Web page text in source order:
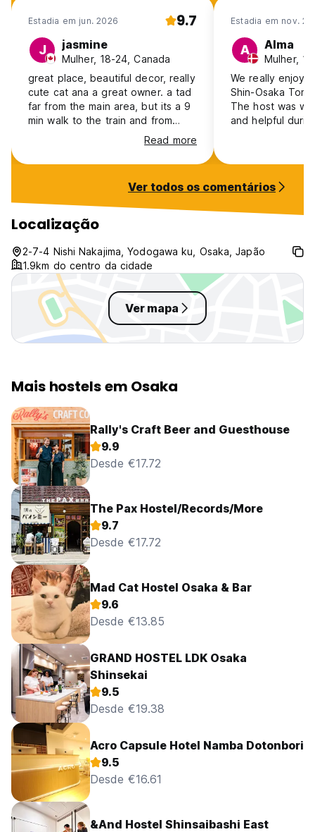
Estadia em jun. 2026 9.7
J jasmine
Mulher, 18-24, Canada
great place, beautiful decor, really
cute cat ana a great owner. a tad
far from the main area, but its a 9
min walk to the train and from
there its no big deal. money wise
Read more
Estadia em nov.
A Alma
Mulher,
We really
Shin-Osaka
The host was
and helpful
Ver todos os comentários
Localização
2-7-4 Nishi Nakajima, Yodogawa ku, Osaka, Japão
1.9km do centro da cidade
Ver mapa
Mais hostels em Osaka
Rally's Craft Beer and Guesthouse
9.9
Desde €17.72
The Pax Hostel/Records/More
9.7
Desde €17.72
Mad Cat Hostel Osaka & Bar
9.6
Desde €13.85
GRAND HOSTEL LDK Osaka
Shinsekai
9.5
Desde €19.38
Acro Capsule Hotel Namba Dotonbori
9.5
Desde €16.61
&And Hostel Shinsaibashi East